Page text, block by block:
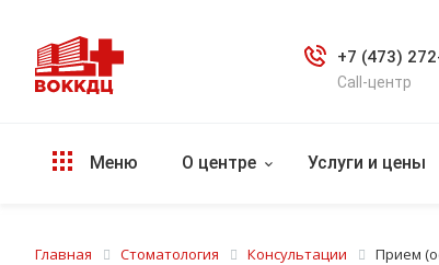
+7 (473)
Call-центр
Меню О центре Услуги и цены
Главная Стоматология Консультации Прием